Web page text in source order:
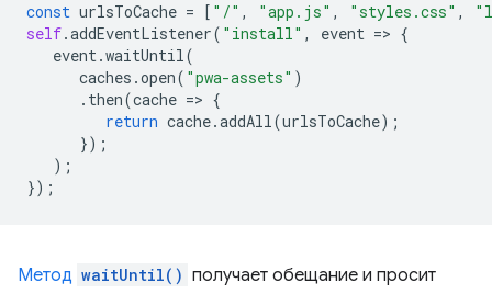
const urlsToCache = [ "/" , "app.js" , "styles.css" ,
self.addEventListener( "install" , event => {
event.waitUntil(
caches .open( "pwa-assets" )
. then(cache => {
return cache.addAll(urlsToCache);
});
);
});
Метод waitUntil() получает обещание и просит